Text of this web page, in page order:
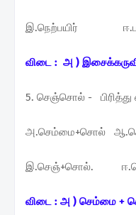
இ.நெற்பயிர்
விடை : அ )
5. செஞ்சொல் - பிரித்து
அ.செம்மை+சொல்
இ.செஞ்+சொல்.
விடை : அ ) செம்மை +